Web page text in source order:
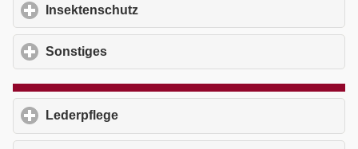
Insektenschutz
Sonstiges
Lederpflege